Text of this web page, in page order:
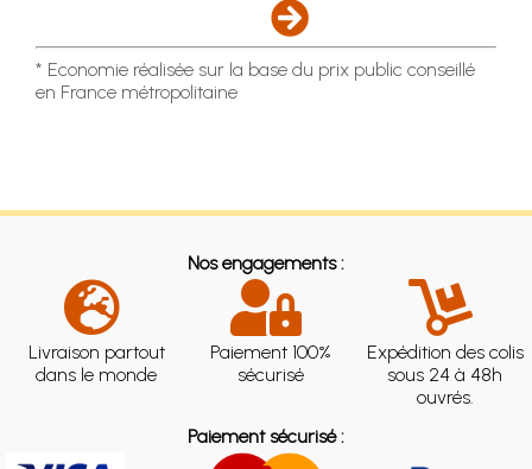
* Economie réalisée sur la base du prix public conseillé
en France métropolitaine
Nos engagements :
Livraison partout
dans le monde
Paiement 100%
sécurisé
Expédition des colis
sous 24 à 48h
ouvrés.
Paiement sécurisé :